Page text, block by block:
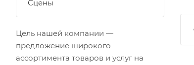
Сцены
Цель нашей компании —
предложение широкого
ассортимента товаров и услуг на